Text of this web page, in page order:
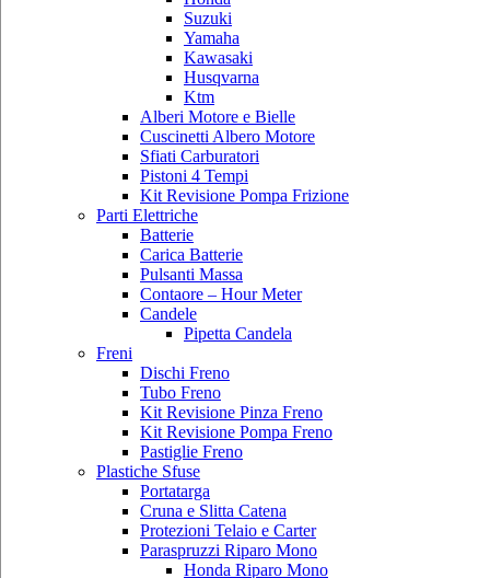
Suzuki
Yamaha
Kawasaki
Husqvarna
Ktm
Alberi Motore e Bielle
Cuscinetti Albero Motore
Sfiati Carburatori
Pistoni 4 Tempi
Kit Revisione Pompa Frizione
Parti Elettriche
Batterie
Carica Batterie
Pulsanti Massa
Contaore – Hour Meter
Candele
Pipetta Candela
Freni
Dischi Freno
Tubo Freno
Kit Revisione Pinza Freno
Kit Revisione Pompa Freno
Pastiglie Freno
Plastiche Sfuse
Portatarga
Cruna e Slitta Catena
Protezioni Telaio e Carter
Paraspruzzi Riparo Mono
Honda Riparo Mono